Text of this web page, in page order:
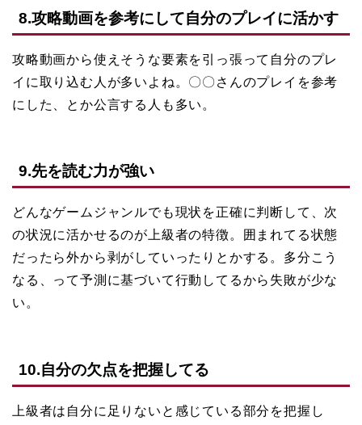
8.攻略動画を参考にして自分のプレイに活かす
攻略動画から使えそうな要素を引っ張って自分のプレ
イに取り込む人が多いよね。〇〇さんのプレイを参考
にした、とか公言する人も多い。
9.先を読む力が強い
どんなゲームジャンルでも現状を正確に判断して、次
の状況に活かせるのが上級者の特徴。囲まれてる状態
だったら外から剥がしていったりとかする。多分こう
なる、って予測に基づいて行動してるから失敗が少な
い。
10.自分の欠点を把握してる
上級者は自分に足りないと感じている部分を把握し